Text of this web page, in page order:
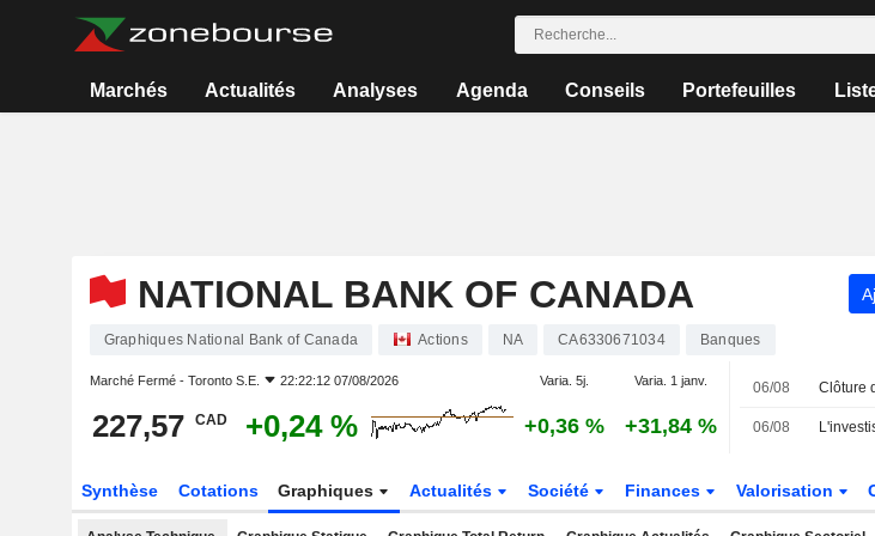
Marchés Actualités Analyses Agenda Conseils Portefeuilles
NATIONAL BANK OF CANADA
Graphiques National Bank of Canada Actions NA CA6330671034 Banques
Marché Fermé - Toronto S.E. 22:22:12 07/08/2026 Varia. 5j. Varia. 1 janv.
227,57 CAD +0,24 % +0,36 % +31,84 %
06/08
06/08
Synthèse Cotations Graphiques Actualités Société Finances Valorisation